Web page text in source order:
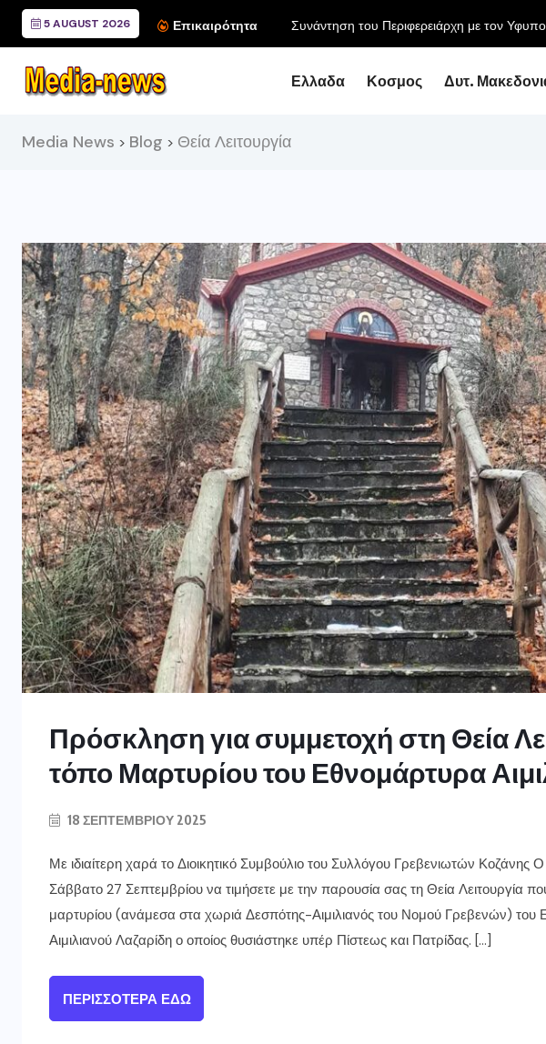
5 AUGUST 2026 Επικαιρότητα Συνάντηση του Περιφερειάρχη με τον
Ελλαδα Κοσμος Δυτ.
Media News > Blog > Θεία Λειτουργία
Πρόσκληση για συμμετοχή στη Θεία
τόπο Μαρτυρίου του Εθνομάρτυρα
18 ΣΕΠΤΕΜΒΡΊΟΥ 2025
Με ιδιαίτερη χαρά το Διοικητικό Συμβούλιο του Συλλόγου Γρεβενιωτών
Σάββατο 27 Σεπτεμβρίου να τιμήσετε με την παρουσία σας τη Θεία Λειτουργία
μαρτυρίου (ανάμεσα στα χωριά Δεσπότης-Αιμιλιανός του Νομού Γρεβενών)
Αιμιλιανού Λαζαρίδη ο οποίος θυσιάστηκε υπέρ Πίστεως και Πατρίδας. […]
ΠΕΡΙΣΣΌΤΕΡΑ ΕΔΏ